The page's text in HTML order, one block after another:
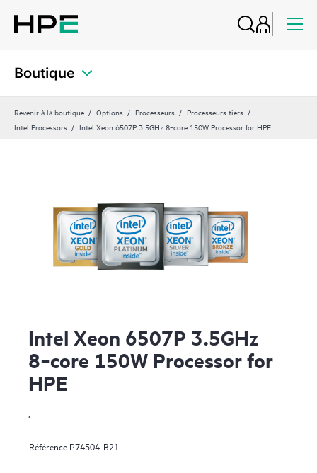
Boutique
Revenir à la boutique Options Processeurs
Processeurs tiers
Intel Processors
Intel Xeon 6507P 3.5GHz 8‑core 150W Processor for HPE
Intel Xeon 6507P 3.5GHz
8‑core 150W Processor for
HPE
.
Référence P74504-B21